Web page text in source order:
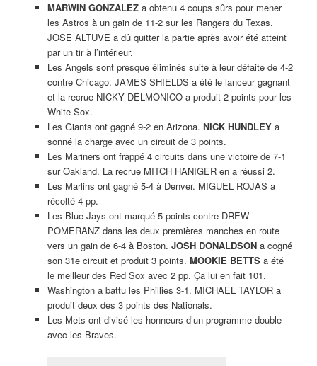
MARWIN GONZALEZa obtenu 4 coups sûrs pour mener
les Astros à un gain de 11-2 sur les Rangers du Texas.
JOSE ALTUVE a dû quitter la partie après avoir été atteint
par un tir à l’intérieur.
Les Angels sont presque éliminés suite à leur défaite de 4-2
contre Chicago. JAMES SHIELDS a été le lanceur gagnant
et la recrue NICKY DELMONICO a produit 2 points pour les
White Sox.
Les Giants ont gagné 9-2 en Arizona. NICK HUNDLEYa
sonné la charge avec un circuit de 3 points.
Les Mariners ont frappé 4 circuits dans une victoire de 7-1
sur Oakland. La recrue MITCH HANIGER en a réussi 2.
Les Marlins ont gagné 5-4 à Denver. MIGUEL ROJAS a
récolté 4 pp.
Les Blue Jays ont marqué 5 points contre DREW
POMERANZ dans les deux premières manches en route
vers un gain de 6-4 à Boston. JOSH DONALDSONa cogné
son 31e circuit et produit 3 points. MOOKIE BETTSa été
le meilleur des Red Sox avec 2 pp. Ça lui en fait 101.
Washington a battu les Phillies 3-1. MICHAEL TAYLOR a
produit deux des 3 points des Nationals.
Les Mets ont divisé les honneurs d’un programme double
avec les Braves.